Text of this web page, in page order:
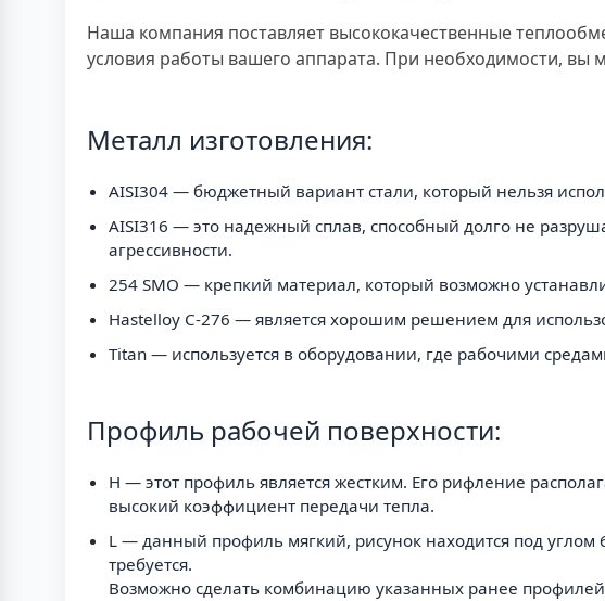
Наша компания поставляет высококачественные
условия работы вашего аппарата. При необходимости, вы
Металл изготовления:
AISI304 — бюджетный вариант стали, который нельзя
AISI316 — это надежный сплав, способный долго не
агрессивности.
254 SMO — крепкий материал, который возможно
Hastelloy C-276 — является хорошим решением для
Titan — используется в оборудовании, где рабочими
Профиль рабочей поверхности:
H — этот профиль является жестким. Его рифление
высокий коэффициент передачи тепла.
L — данный профиль мягкий, рисунок находится под углом
требуется.
Возможно сделать комбинацию указанных ранее